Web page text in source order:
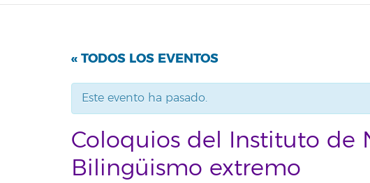
« TODOS LOS EVENTOS
Este evento ha pasado.
Coloquios del Instituto de
Bilingüismo extremo